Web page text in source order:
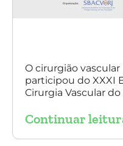
O cirurgião
participou do XXXI
Cirurgia Vascular
multilayer no
Continuar